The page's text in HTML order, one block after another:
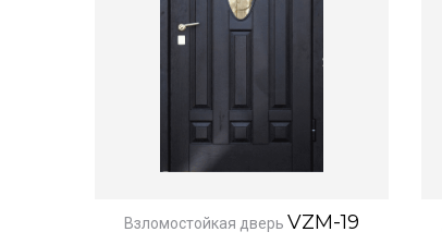
Взломостойкая дверь VZM-19